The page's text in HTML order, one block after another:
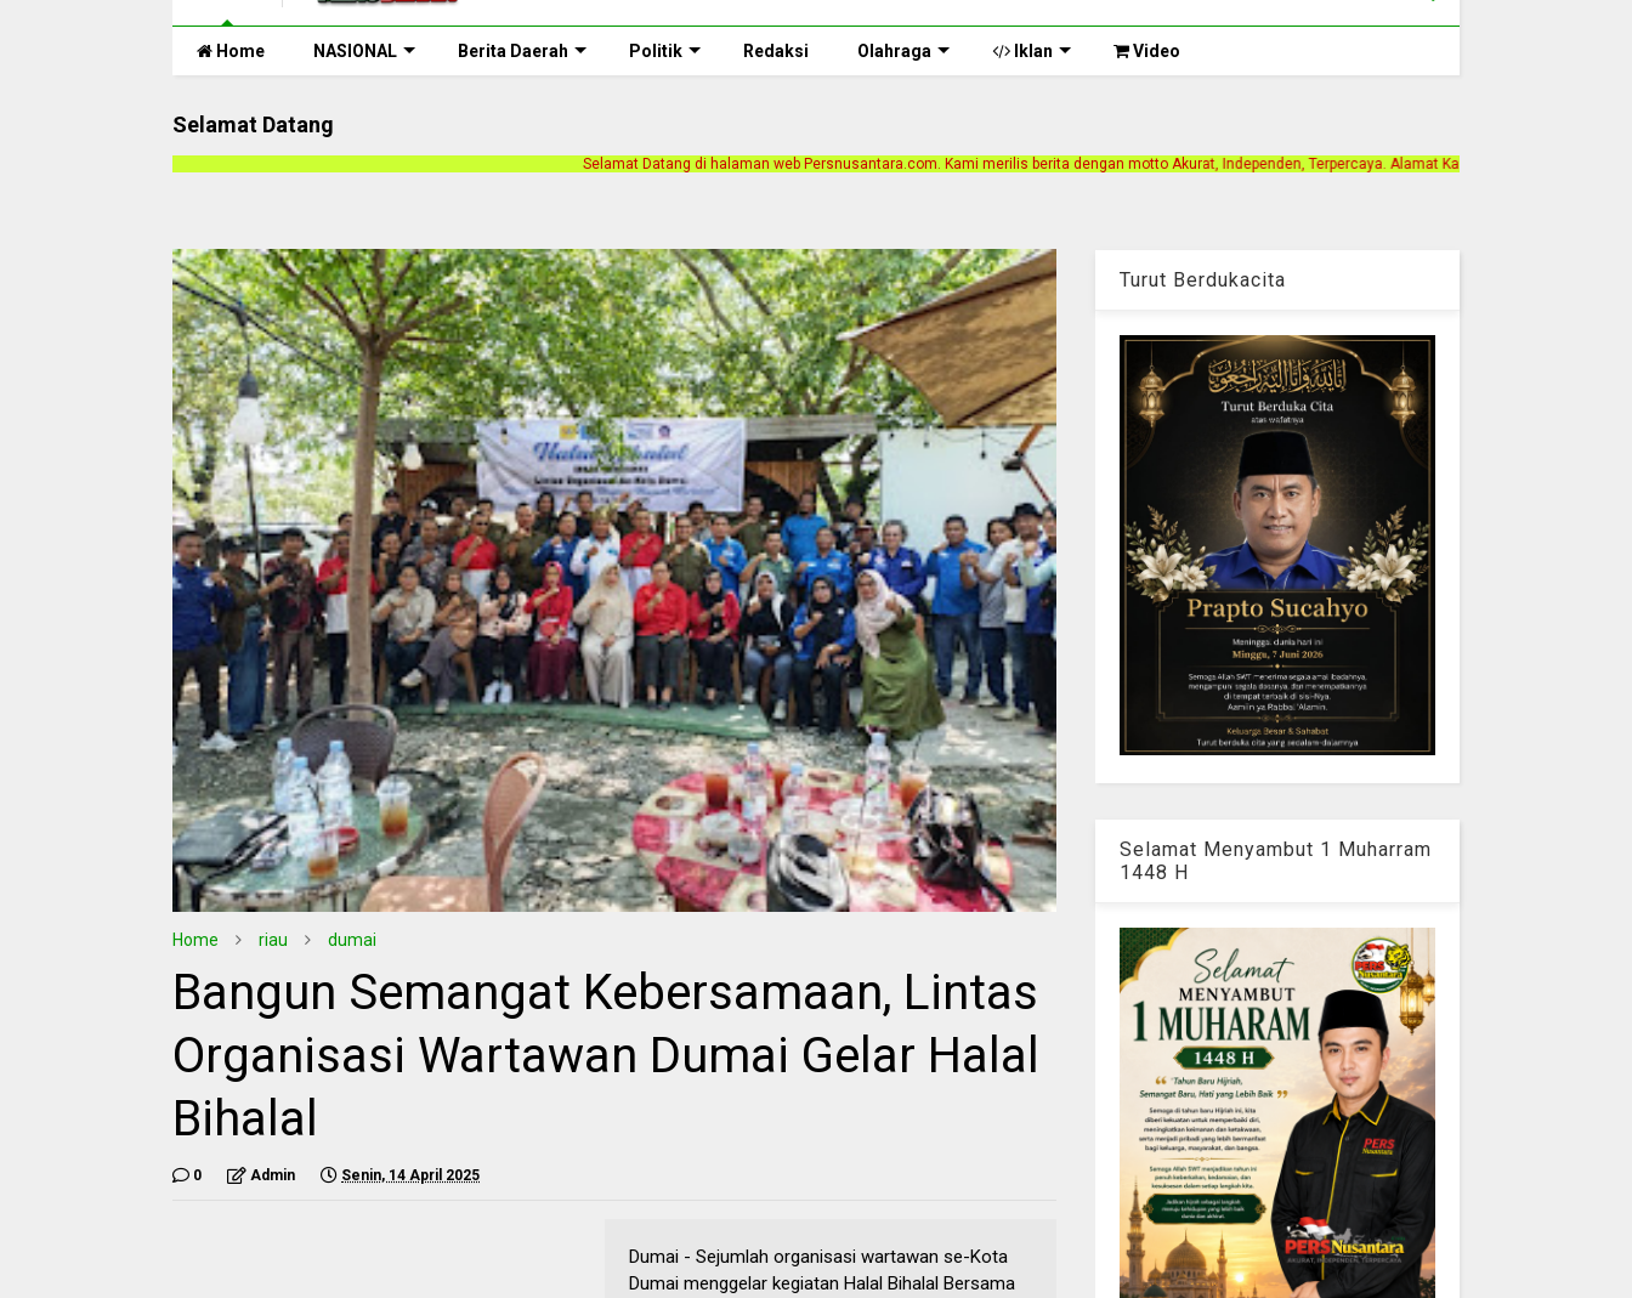
Home NASIONAL Berita Daerah Politik Redaksi Olahraga Iklan Video
Selamat Datang
Selamat Datang di halaman web Persnusantara.com. Kami merilis berita dengan motto Akurat, Independen, Terpercaya. Alamat Kantor Jalan Bintan Gang Paris 1. Berlangganan
Home riau dumai
Bangun Semangat Kebersamaan, Lintas
Organisasi Wartawan Dumai Gelar Halal
Bihalal
0 Admin Senin, 14 April 2025
Dumai - Sejumlah organisasi wartawan se-Kota
Dumai menggelar kegiatan Halal Bihalal Bersama
Turut Berdukacita
Selamat Menyambut 1 Muharram
1448 H